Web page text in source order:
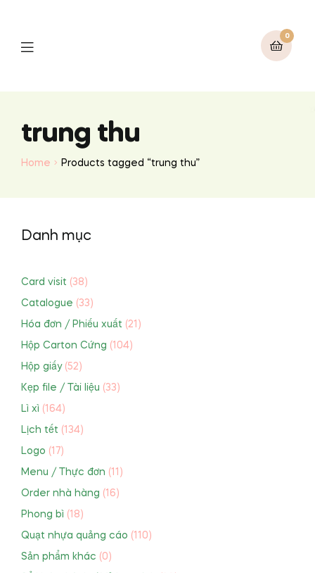
0
Menu
trung thu
Home Products tagged “trung thu”
Danh mục
Card visit (38)
Catalogue (33)
Hóa đơn / Phiếu xuất (21)
Hộp Carton Cứng (104)
Hộp giấy (52)
Kẹp file / Tài liệu (33)
Lì xì (164)
Lịch tết (134)
Logo (17)
Menu / Thực đơn (11)
Order nhà hàng (16)
Phong bì (18)
Quạt nhựa quảng cáo (110)
Sản phẩm khác (0)